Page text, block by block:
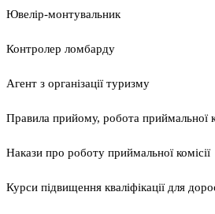
Ювелір-монтувальник
Контролер ломбарду
Агент з організації туризму
Правила прийому, робота приймальної
Накази про роботу приймальної комісії
Курси підвищення кваліфікації для